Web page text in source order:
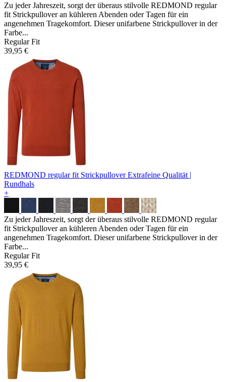
Zu jeder Jahreszeit, sorgt der überaus stilvolle REDMOND regular
fit Strickpullover an kühleren Abenden oder Tagen für ein
angenehmen Tragekomfort. Dieser unifarbene Strickpullover in der
Farbe...
Regular Fit
39,95 €
REDMOND regular fit StrickpulloverExtrafeine Qualität |
Rundhals
+
Zu jeder Jahreszeit, sorgt der überaus stilvolle REDMOND regular
fit Strickpullover an kühleren Abenden oder Tagen für ein
angenehmen Tragekomfort. Dieser unifarbene Strickpullover in der
Farbe...
Regular Fit
39,95 €